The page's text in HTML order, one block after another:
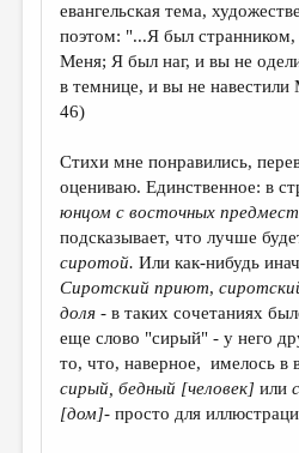
евангельская тема,
поэтом: "...Я был
Меня; Я был наг, и вы не
в темнице, и вы не
46)
Стихи мне понравились,
оцениваю. Единственное: в
юнцом с восточных
подсказывает, что лучше
сиротой.Или как-нибудь
Сиротский приют,
доля - в таких сочетаниях
еще слово "сирый" - у него
то, что, наверное, имелось в
сирый, бедный [человек]или
[дом]- просто для